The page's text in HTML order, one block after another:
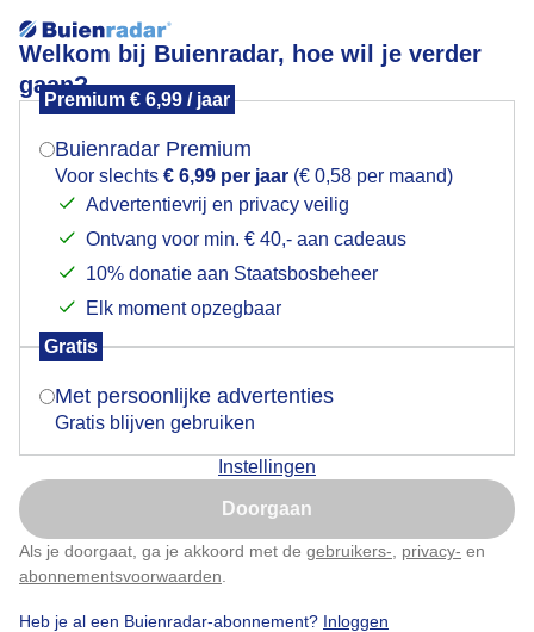
Welkom bij Buienradar, hoe wil je verder
gaan?
Premium € 6,99 / jaar
Buienradar Premium
Voor slechts € 6,99 per jaar (€ 0,58 per maand)
Advertentievrij en privacy veilig
Ontvang voor min. € 40,- aan cadeaus
10% donatie aan Staatsbosbeheer
Elk moment opzegbaar
Gratis
Met persoonlijke advertenties
Gratis blijven gebruiken
Instellingen
Doorgaan
Als je doorgaat, ga je akkoord met de gebruikers- privacy- en
abonnementsvoorwaarden
Heb je al een Buienradar-abonnement? Inloggen
Winter wonderland
In het mooie brabant ligt een goed pak sneeuw als je
richting de bossen/velden gaat kom je soms
bijzondere tafrelen tegen
Mogen we je locatie gebruiken voor het
Indien je hier nog geen akkoord op hebt gegeven,
verschijnt er zo een pop-up uit je browser waarin
Is goed, toon de popup
Nu niet, misschien later
Klik hierom dit aan te passen